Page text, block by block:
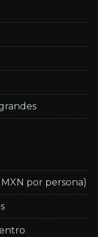
por persona)